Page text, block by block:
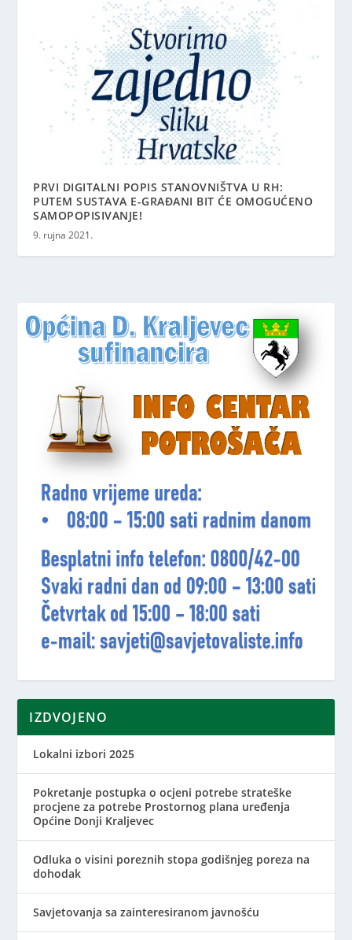
PRVI DIGITALNI POPIS STANOVNIŠTVA U RH:
PUTEM SUSTAVA E-GRAĐANI BIT ĆE OMOGUĆENO
SAMOPOPISIVANJE!
9. rujna 2021.
IZDVOJENO
Lokalni izbori 2025
Pokretanje postupka o ocjeni potrebe strateške
procjene za potrebe Prostornog plana uređenja
Općine Donji Kraljevec
Odluka o visini poreznih stopa godišnjeg poreza na
dohodak
Savjetovanja sa zainteresiranom javnošću